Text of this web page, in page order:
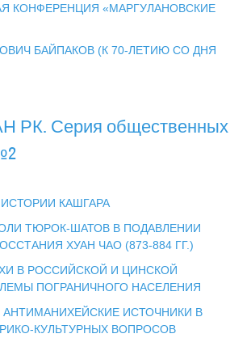
КОНФЕРЕНЦИЯ «МАРГУЛАНОВСКИЕ
БАЙПАКОВ (К 70-ЛЕТИЮ СО ДНЯ
РК. Серия общественных
КАШГАРА
ТЮРОК-ШАТОВ В ПОДАВЛЕНИИ
ХУАН ЧАО (873-884 ГГ.)
В РОССИЙСКОЙ И ЦИНСКОЙ
ПОГРАНИЧНОГО НАСЕЛЕНИЯ
АНТИМАНИХЕЙСКИЕ ИСТОЧНИКИ В
КУЛЬТУРНЫХ ВОПРОСОВ